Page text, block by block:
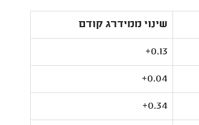
שינוי ממידרג קודם
0.13+
0.04+
0.34+